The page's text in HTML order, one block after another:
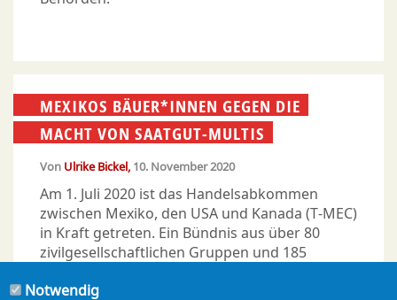
MEXIKOS BÄUER*INNEN GEGEN DIE
MACHT VON SAATGUT-MULTIS
Von Ulrike Bickel 10. November 2020
Am 1. Juli 2020 ist das Handelsabkommen
zwischen Mexiko, den USA und Kanada (T-MEC)
in Kraft getreten. Ein Bündnis aus über 80
zivilgesellschaftlichen Gruppen und 185
Andrés Manuel López Obrador in einer Petition
Notwendig